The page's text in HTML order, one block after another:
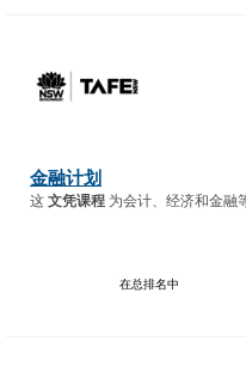
金融计划
这 文凭课程 为会计、经济和金融
在总排名中